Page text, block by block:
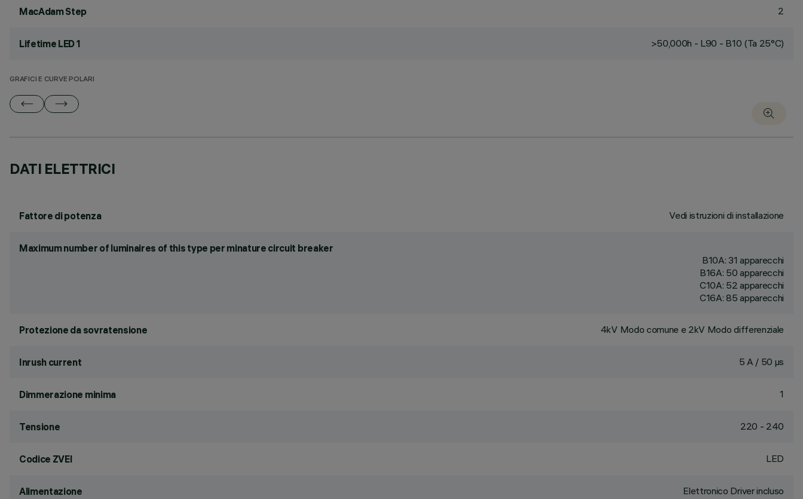
MacAdam Step 2
Lifetime LED 1 >50,000h - L90 - B10 (Ta 25°C)
GRAFICI E CURVE POLARI
DATI ELETTRICI
Fattore di potenza Vedi istruzioni di installazione
Maximum number of luminaires of this type per minature circuit breaker
B10A: 31 apparecchi
B16A: 50 apparecchi
C10A: 52 apparecchi
C16A: 85 apparecchi
Protezione da sovratensione 4kV Modo comune e 2kV Modo differenziale
Inrush current 5 A / 50 µs
Dimmerazione minima 1
Tensione 220 - 240
Codice ZVEI LED
Alimentazione Elettronico Driver incluso